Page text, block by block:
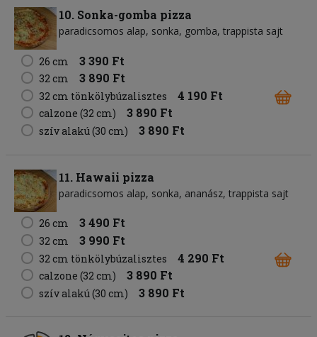
10. Sonka-gomba pizza
paradicsomos alap sonka gomba trappista sajt
26 cm 3 390 Ft
32 cm 3 890 Ft
32 cm tönkölybúzalisztes 4 190 Ft
calzone (32 cm) 3 890 Ft
szív alakú (30 cm) 3 890 Ft
11. Hawaii pizza
paradicsomos alap sonka ananász trappista sajt
26 cm 3 490 Ft
32 cm 3 990 Ft
32 cm tönkölybúzalisztes 4 290 Ft
calzone (32 cm) 3 890 Ft
szív alakú (30 cm) 3 890 Ft